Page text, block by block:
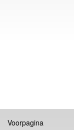
Voorpagina